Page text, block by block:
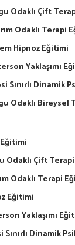
Odaklı Çift
Odaklı Terapi
Hipnoz Eğitimi
Yaklaşımı
Sınırlı Dinamik
Odaklı Bireysel
Odaklı Çift
Odaklı Terapi
Eğitimi
Yaklaşımı
Sınırlı Dinamik